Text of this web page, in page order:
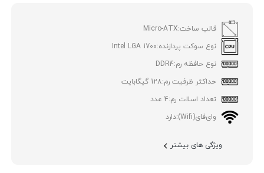
قالب ساخت:Micro-ATX
نوع سوکت پردازنده:Intel LGA 1700
نوع حافظه رم:DDR4
حداکثر ظرفیت رم:128 گیگابایت
تعداد اسلات رم:4 عدد
وای‌فای(Wifi):
دارد
ویژگی های بیشتر